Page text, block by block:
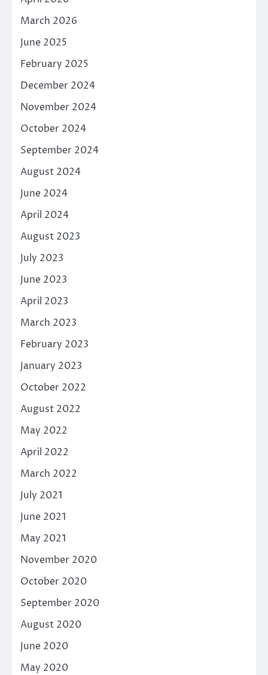
March 2026
June 2025
February 2025
December 2024
November 2024
October 2024
September 2024
August 2024
June 2024
April 2024
August 2023
July 2023
June 2023
April 2023
March 2023
February 2023
January 2023
October 2022
August 2022
May 2022
April 2022
March 2022
July 2021
June 2021
May 2021
November 2020
October 2020
September 2020
August 2020
June 2020
May 2020